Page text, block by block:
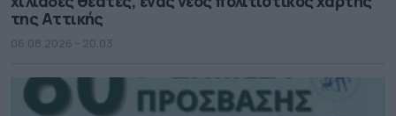
της Αττικής
06.08.2026 - 20.03